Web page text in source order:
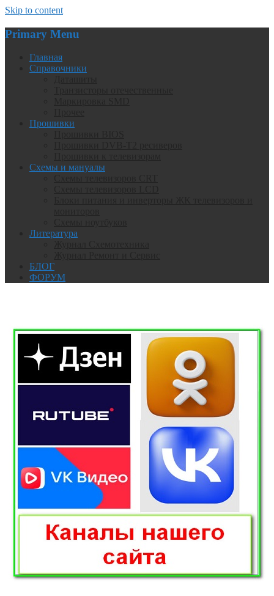
Skip to content
Primary Menu
Главная
Справочники
Прошивки
Схемы и мануалы
Литература
БЛОГ
ФОРУМ